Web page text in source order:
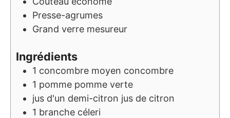
Presse-agrumes
Grand verre mesureur
Ingrédients
1 concombre moyen concombre
1 pomme pomme verte
jus d'un demi-citron jus de citron
1 branche céleri